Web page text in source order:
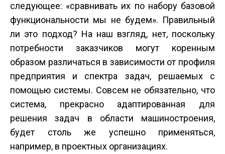
следующее: «сравнивать их по набору базовой
функциональности мы не будем». Правильный
ли это подход? На наш взгляд, нет, поскольку
потребности заказчиков могут коренным
образом различаться в зависимости от профиля
предприятия и спектра задач, решаемых с
помощью системы. Совсем не обязательно, что
система, прекрасно адаптированная для
решения задач в области машиностроения,
будет столь же успешно применяться,
например, в проектных организациях.